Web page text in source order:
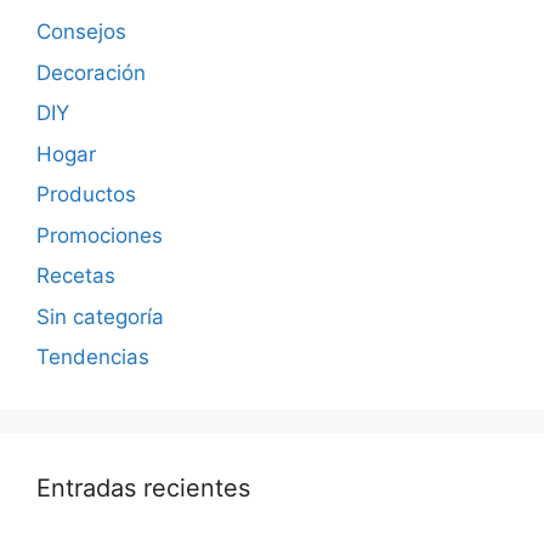
Consejos
Decoración
DIY
Hogar
Productos
Promociones
Recetas
Sin categoría
Tendencias
Entradas recientes